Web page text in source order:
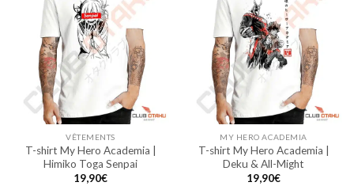
variations.
Les
options
peuvent
choisies
la
page
du
produit
variations.
Les
options
peuvent
être
choisies
la
page
du
produit
VÊTEMENTS
T-shirt My Hero Academia |
Himiko Toga Senpai
19,90€
MY HERO ACADEMIA
T-shirt My Hero Academia |
Deku & All-Might
19,90€